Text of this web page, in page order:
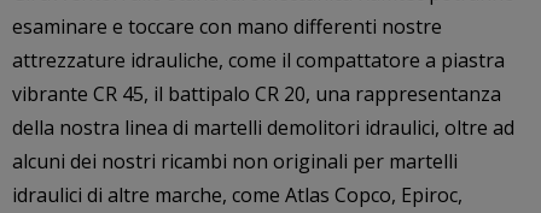
esaminare e toccare con mano differenti nostre
attrezzature idrauliche, come il compattatore a piastra
vibrante CR 45, il battipalo CR 20, una rappresentanza
della nostra linea di martelli demolitori idraulici, oltre ad
alcuni dei nostri ricambi non originali per martelli
idraulici di altre marche, come Atlas Copco, Epiroc,